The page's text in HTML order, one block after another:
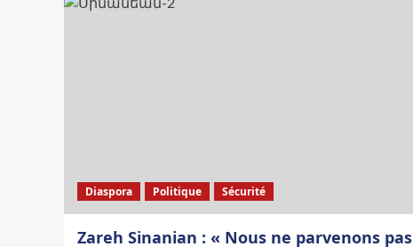
Diaspora Politique Sécurité
Zareh Sinanian : « Nous ne parvenons pas